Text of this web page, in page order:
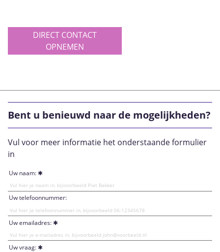
DIRECT CONTACT
OPNEMEN
Bent u benieuwd naar de mogelijkheden?
Vul voor meer informatie het onderstaande formulier
in
Uw naam:
Uw telefoonnummer:
Uw emailadres:
Uw vraag: